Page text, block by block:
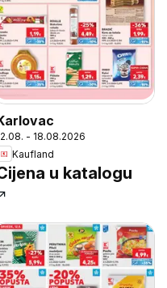
- 18.08.2026
Kaufland
u katalogu